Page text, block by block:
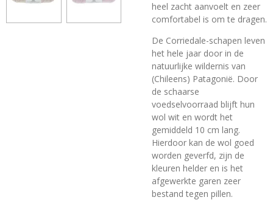
heel zacht aanvoelt en zeer
comfortabel is om te dragen.
De Corriedale-schapen leven
het hele jaar door in de
natuurlijke wildernis van
(Chileens) Patagonië. Door
de schaarse
voedselvoorraad blijft hun
wol wit en wordt het
gemiddeld 10 cm lang.
Hierdoor kan de wol goed
worden geverfd, zijn de
kleuren helder en is het
afgewerkte garen zeer
bestand tegen pillen.